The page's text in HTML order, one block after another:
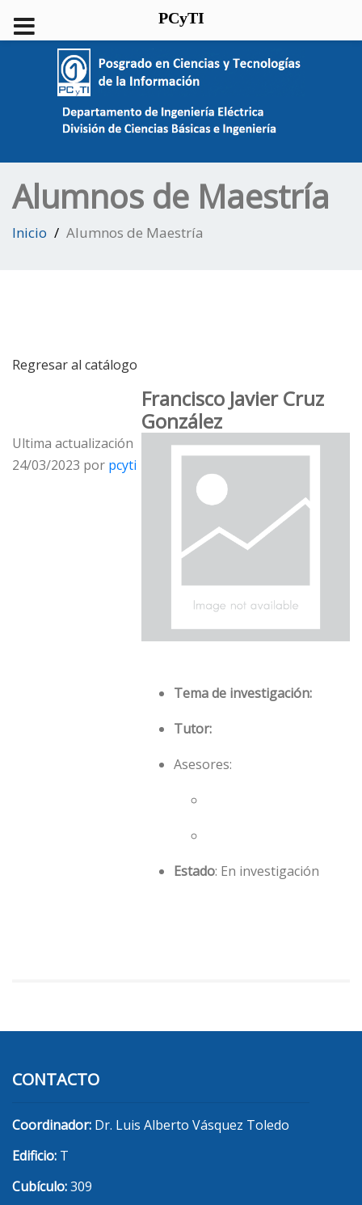
Alumnos de Maestría
Inicio Alumnos de Maestría
Regresar al catálogo
Francisco Javier Cruz
González
Tema de investigación:
Tutor:
Asesores:
Estado: En investigación
Ultima actualización
24/03/2023 por pcyti
CONTACTO
Coordinador: Dr. Luis Alberto Vásquez Toledo
Edificio: T
Cubículo:309
PCyTI